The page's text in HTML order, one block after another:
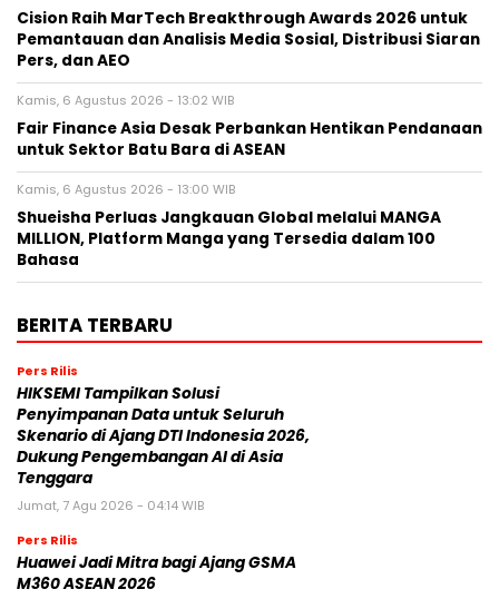
Cision Raih MarTech Breakthrough Awards 2026 untuk
Pemantauan dan Analisis Media Sosial, Distribusi Siaran
Pers, dan AEO
Kamis, 6 Agustus 2026 - 13:02 WIB
Fair Finance Asia Desak Perbankan Hentikan Pendanaan
untuk Sektor Batu Bara di ASEAN
Kamis, 6 Agustus 2026 - 13:00 WIB
Shueisha Perluas Jangkauan Global melalui MANGA
MILLION, Platform Manga yang Tersedia dalam 100
Bahasa
BERITA TERBARU
Pers Rilis
HIKSEMI Tampilkan Solusi
Penyimpanan Data untuk Seluruh
Skenario di Ajang DTI Indonesia 2026,
Dukung Pengembangan AI di Asia
Tenggara
Jumat, 7 Agu 2026 - 04:14 WIB
Pers Rilis
Huawei Jadi Mitra bagi Ajang GSMA
M360 ASEAN 2026